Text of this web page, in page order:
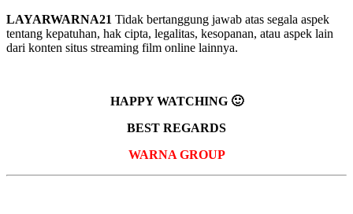
LAYARWARNA21 Tidak bertanggung jawab atas segala aspek
tentang kepatuhan, hak cipta, legalitas, kesopanan, atau aspek lain
dari konten situs streaming film online lainnya.
HAPPY WATCHING 🙂
BEST REGARDS
WARNA GROUP